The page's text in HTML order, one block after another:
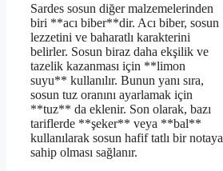
Sardes sosun diğer malzemelerinden
biri **acı biber**dir. Acı biber, sosun
lezzetini ve baharatlı karakterini
belirler. Sosun biraz daha ekşilik ve
tazelik kazanması için **limon
suyu** kullanılır. Bunun yanı sıra,
sosun tuz oranını ayarlamak için
**tuz** da eklenir. Son olarak, bazı
tariflerde **şeker** veya **bal**
kullanılarak sosun hafif tatlı bir notaya
sahip olması sağlanır.